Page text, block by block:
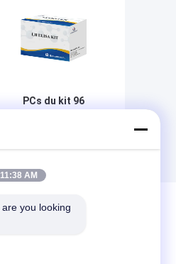
PCs du kit 96
d'Elisa ISO13485
11:38 AM
you looking